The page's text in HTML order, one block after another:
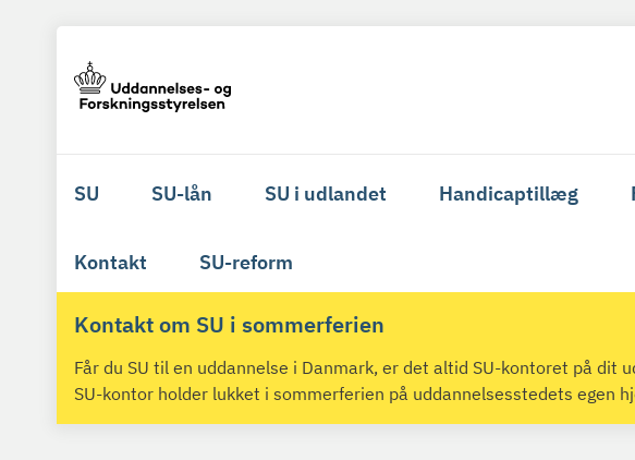
SU SU-lån SU i udlandet Handicaptillæg
Kontakt SU-reform
Kontakt om SU i sommerferien
Får du SU til en uddannelse i Danmark, er det altid SU-kontoret på dit
SU-kontor holder lukket i sommerferien på uddannelsesstedets egen